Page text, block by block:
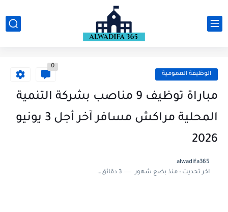
الوظيفة العمومية
0
مباراة توظيف 9 مناصب بشركة التنمية
المحلية مراكش مسافر آخر أجل 3 يونيو
2026
alwadifa365
اخر تحديث :منذ بضع شهور 3 دقائق للقراءة